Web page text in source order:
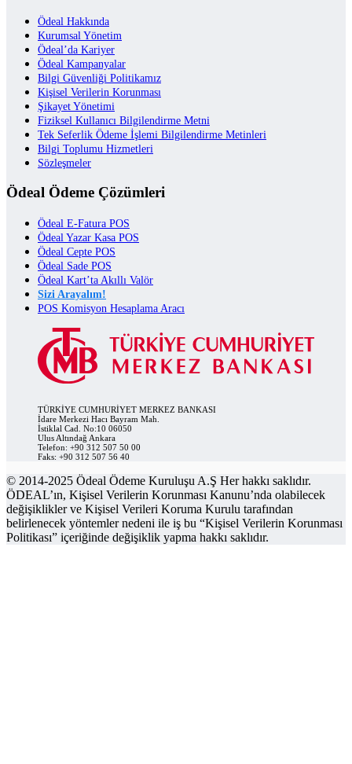
Ödeal Hakkında
Kurumsal Yönetim
Ödeal’da Kariyer
Ödeal Kampanyalar
Bilgi Güvenliği Politikamız
Kişisel Verilerin Korunması
Şikayet Yönetimi
Fiziksel Kullanıcı Bilgilendirme Metni
Tek Seferlik Ödeme İşlemi Bilgilendirme Metinleri
Bilgi Toplumu Hizmetleri
Sözleşmeler
Ödeal Ödeme Çözümleri
Ödeal E-Fatura POS
Ödeal Yazar Kasa POS
Ödeal Cepte POS
Ödeal Sade POS
Ödeal Kart’ta Akıllı Valör
Sizi Arayalım!
POS Komisyon Hesaplama Aracı
TÜRKİYE CUMHURİYET MERKEZ BANKASI
İdare Merkezi Hacı Bayram Mah.
İstiklal Cad. No:10 06050
Ulus Altındağ Ankara
Telefon: +90 312 507 50 00
Faks: +90 312 507 56 40
© 2014-2025 Ödeal Ödeme Kuruluşu A.Ş Her hakkı saklıdır.
ÖDEAL’ın, Kişisel Verilerin Korunması Kanunu’nda olabilecek
değişiklikler ve Kişisel Verileri Koruma Kurulu tarafından
belirlenecek yöntemler nedeni ile iş bu “Kişisel Verilerin Korunması
Politikası” içeriğinde değişiklik yapma hakkı saklıdır.